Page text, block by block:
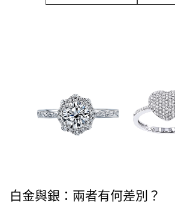
白金與銀：兩者有何差別？